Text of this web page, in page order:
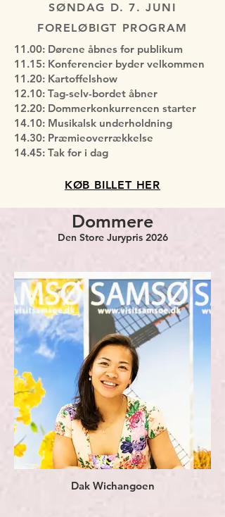
SØNDAG D. 7. JUNI
FORELØBIGT PROGRAM
11.00: Dørene åbnes for publikum
11.15: Konferencier byder velkommen
11.20: Kartoffelshow
12.10: Tag-selv-bordet åbner
12.20: Dommerkonkurrencen starter
14.10: Musikalsk underholdning
14.30: Præmieoverrækkelse
14.45: Tak for i dag
KØB BILLET HER
Dommere
Den Store Jurypris 2026
Dak Wichangoen